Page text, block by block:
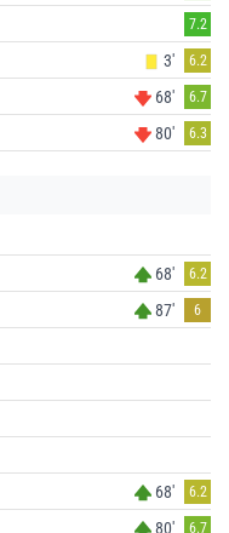
7.2
3' 6.2
68' 6.7
80' 6.3
68' 6.2
87' 6
68' 6.2
80' 6.7